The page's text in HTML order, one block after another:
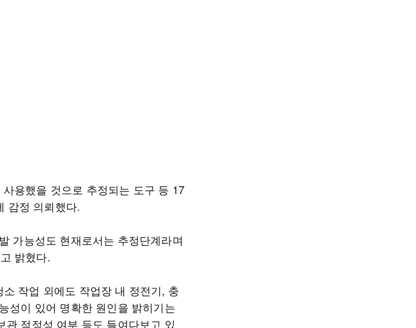
용했을 것으로 추정되는 도구 등 17
감정 의뢰했다.
가능성도 현재로서는 추정단계라며
밝혔다.
작업 외에도 작업장 내 정전기, 충
성이 있어 명확한 원인을 밝히기는
적정성 여부 등도 들여다보고 있